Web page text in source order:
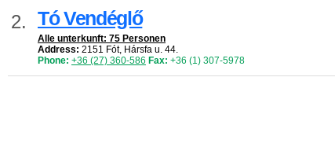
2. Tó Vendéglő
Alle unterkunft: 75 Personen
Address: 2151 Fót, Hársfa u. 44.
Phone: +36 (27) 360-586 Fax: +36 (1) 307-5978